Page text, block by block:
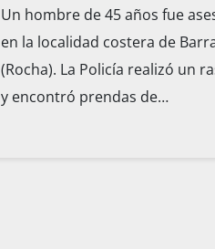
Un hombre de 45 años fue
en la localidad costera de
(Rocha). La Policía realizó un
y encontró prendas de…